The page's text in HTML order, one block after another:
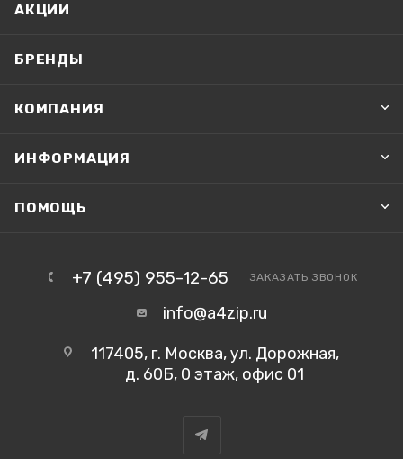
АКЦИИ
БРЕНДЫ
КОМПАНИЯ
ИНФОРМАЦИЯ
ПОМОЩЬ
+7 (495) 955-12-65 ЗАКАЗАТЬ ЗВОНОК
info@a4zip.ru
117405, г. Москва, ул. Дорожная,
д. 60Б, 0 этаж, офис 01